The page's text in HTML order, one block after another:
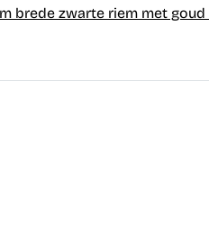
brede zwarte riem met goud